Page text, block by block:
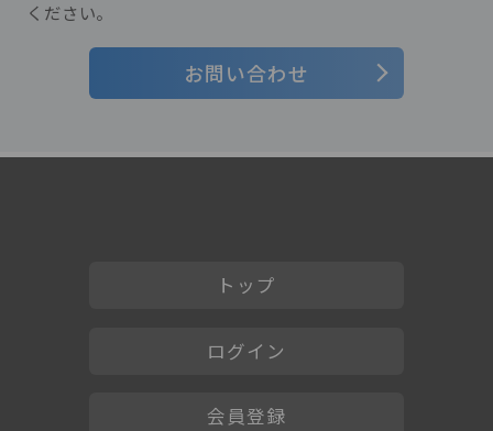
ください。
お問い合わせ
トップ
ログイン
会員登録